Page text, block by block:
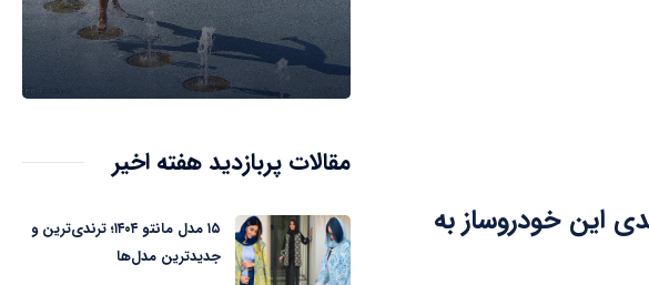
این خودروساز به
مقالات پربازدید هفته اخیر
۱۵ مدل مانتو ۱۴۰۴؛ ترندی‌ترین و
جدیدترین مدل‌ها